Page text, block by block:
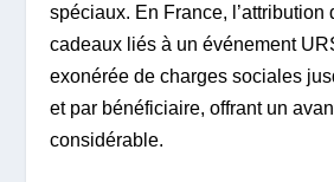
spéciaux. En France, l’attribution
cadeaux liés à un événement
exonérée de charges sociales
et par bénéficiaire, offrant un
considérable.